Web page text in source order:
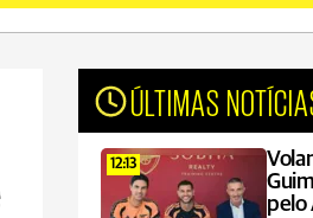
ÚLTIMAS
12:13
pelo